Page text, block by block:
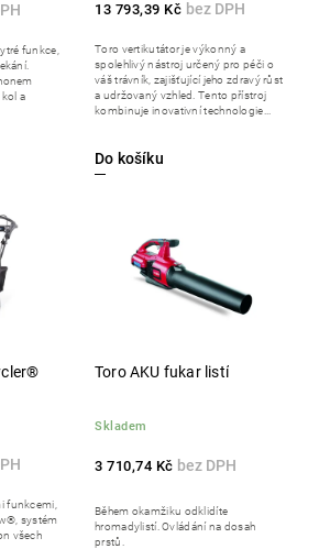
funkce,
a
13 793,39 Kč
Do košíku
Toro vertikutátor je výkonný a
spolehlivý nástroj určený pro péči o
váš trávník, zajišťující jeho zdravý růst
a udržovaný vzhled. Tento přístroj
kombinuje inovativní technologie...
funkcemi,
systém
všech
Toro AKU fukar listí
Skladem
3 710,74 Kč
Během okamžiku odklidíte
hromadylistí. Ovládání na dosah
prstů.